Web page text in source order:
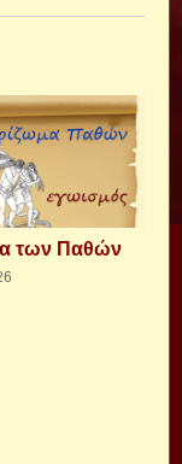
των Παθών